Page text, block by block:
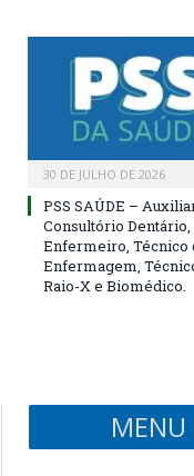
30 DE JULHO DE 2026
PSS SAÚDE –
Consultório Dentário,
Enfermeiro, Técnico
Enfermagem,
Raio-X e Biomédico.
MENU